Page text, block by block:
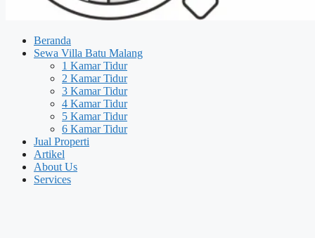
Beranda
Sewa Villa Batu Malang
1 Kamar Tidur
2 Kamar Tidur
3 Kamar Tidur
4 Kamar Tidur
5 Kamar Tidur
6 Kamar Tidur
Jual Properti
Artikel
About Us
Services